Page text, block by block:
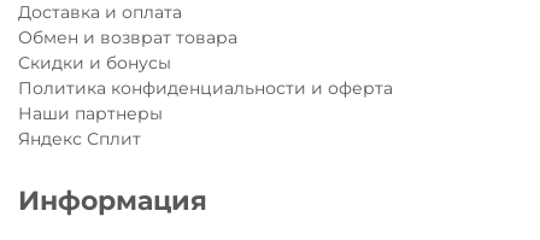
Доставка и оплата
Обмен и возврат товара
Скидки и бонусы
Политика конфиденциальности и оферта
Наши партнеры
Яндекс Сплит
Информация